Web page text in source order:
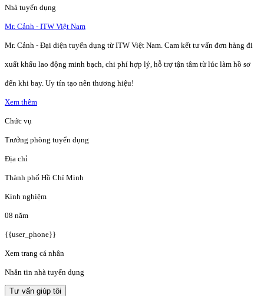
Nhà tuyển dụng
Mr. Cảnh - ITW Việt Nam
Mr. Cảnh - Đại diện tuyển dụng từ ITW Việt Nam. Cam kết tư vấn đơn hàng đi
xuất khẩu lao động minh bạch, chi phí hợp lý, hỗ trợ tận tâm từ lúc làm hồ sơ
đến khi bay. Uy tín tạo nên thương hiệu!
Xem thêm
Chức vụ
Trưởng phòng tuyển dụng
Địa chỉ
Thành phố Hồ Chí Minh
Kinh nghiệm
08 năm
{{user_phone}}
Xem trang cá nhân
Nhắn tin nhà tuyển dụng
Tư vấn giúp tôi